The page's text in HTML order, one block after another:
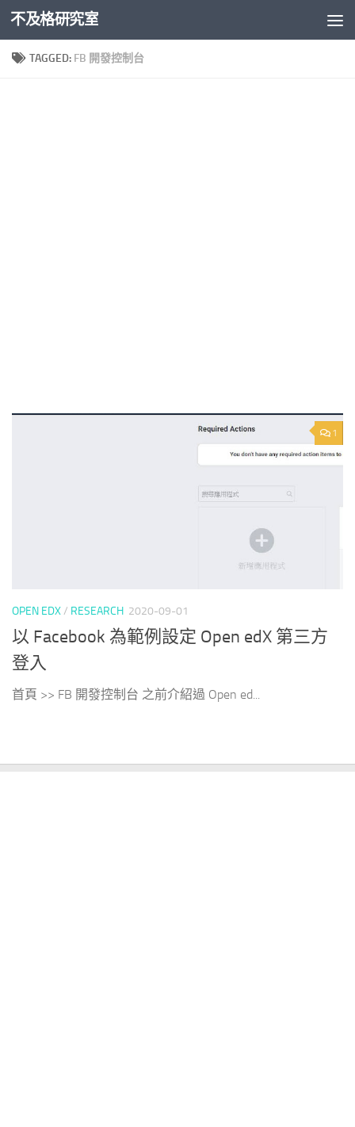
Skip to content
不及格研究室
TAGGED: FB 開發控制台
1
OPEN EDX/ RESEARCH 2020-09-01
以 Facebook 為範例設定 Open edX 第三方
登入
首頁 >> FB 開發控制台 之前介紹過 Open ed...